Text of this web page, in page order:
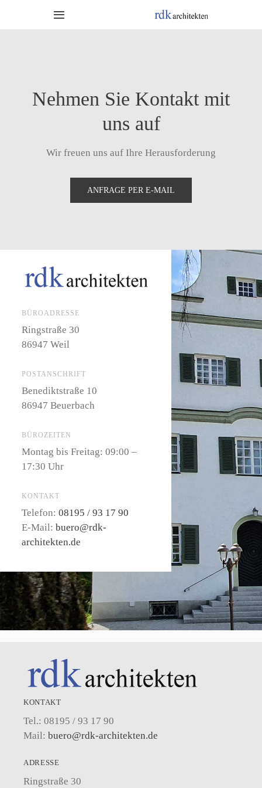
Toggle
LEISTUNGEN
TEAM
KONTAKT
Nehmen Sie Kontakt mit
uns auf
Wir freuen uns auf Ihre Herausforderung
ANFRAGE PER E-MAIL
BÜROADRESSE
Ringstraße 30
86947 Weil
POSTANSCHRIFT
Benediktstraße 10
86947 Beuerbach
BÜROZEITEN
Montag bis Freitag: 09:00 –
17:30 Uhr
KONTAKT
Telefon:08195 / 93 17 90
E-Mail:buero@rdk-
architekten.de
KONTAKT
Tel.: 08195 / 93 17 90
Mail: buero@rdk-architekten.de
ADRESSE
Ringstraße 30